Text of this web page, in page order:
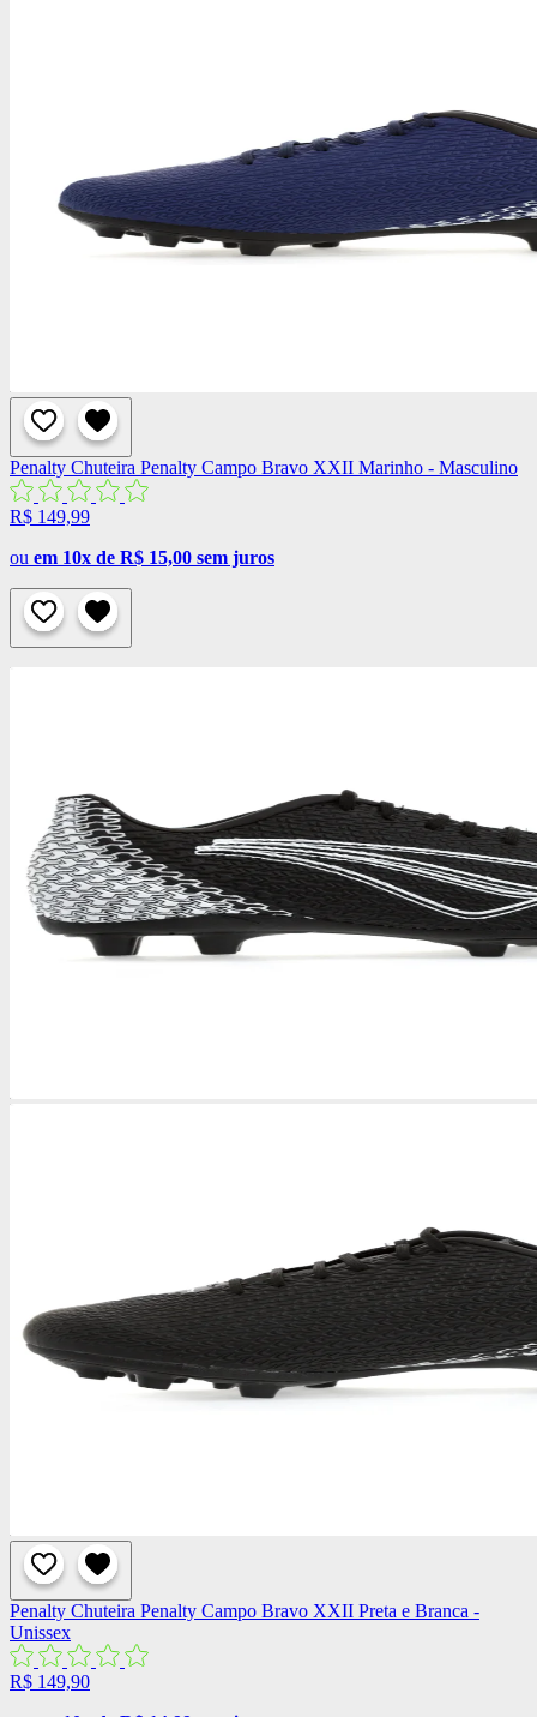
Penalty Chuteira Penalty Campo Bravo XXII Marinho - Masculino
R$ 149,99
ou em 10x de R$ 15,00 sem juros
Penalty Chuteira Penalty Campo Bravo XXII Preta e Branca -
Unissex
R$ 149,90